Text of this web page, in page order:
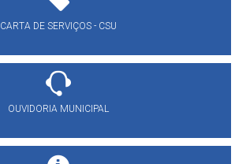
CARTA DE SERVIÇOS - CSU
OUVIDORIA MUNICIPAL